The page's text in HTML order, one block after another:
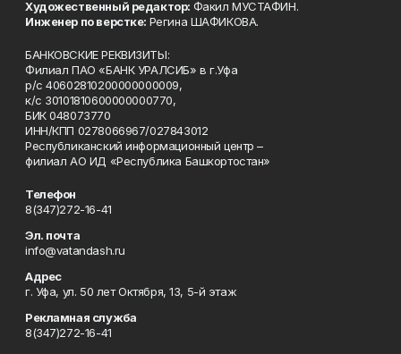
Художественный редактор: Факил МУСТАФИН.
Инженер по верстке: Регина ШАФИКОВА.
БАНКОВСКИЕ РЕКВИЗИТЫ:
Филиал ПАО «БАНК УРАЛСИБ» в г.Уфа
р/с 40602810200000000009,
к/с 30101810600000000770,
БИК 048073770
ИНН/КПП 0278066967/027843012
Республиканский информационный центр –
филиал АО ИД «Республика Башкортостан»
Телефон
8(347)272-16-41
Эл. почта
info@vatandash.ru
Адрес
г. Уфа, ул. 50 лет Октября, 13, 5-й этаж
Рекламная служба
8(347)272-16-41